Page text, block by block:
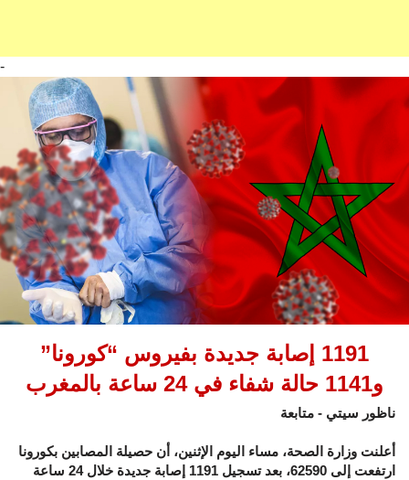
-
1191 إصابة جديدة بفيروس “كورونا”
و1141 حالة شفاء في 24 ساعة بالمغرب
ناظور سيتي - متابعة
أعلنت وزارة الصحة، مساء اليوم الإثنين، أن حصيلة المصابين بكورونا
ارتفعت إلى 62590، بعد تسجيل 1191 إصابة جديدة خلال 24 ساعة